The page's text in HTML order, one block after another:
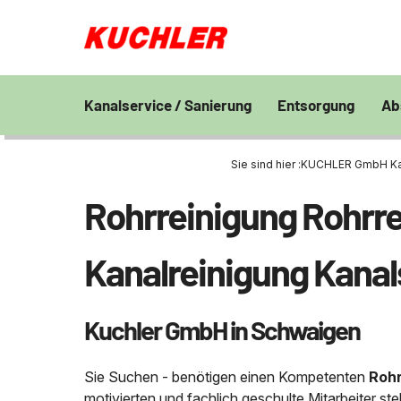
Kanalservice / Sanierung
Kanalsanierung Großprofilsanierung
Grubenentleerung
24h Notdienst
Umpumpen
Entsorgung
Entsorgung und
von Bohrschlamm
Saugwagen
Unternehmen
Stellenangebote
Kontakt
Sie sind hier :KUCHLER GmbH
Rohrreinigung
Kanalreinigung
Kuchler GmbH in Schwaigen
Sie Suchen - benötigen einen Kompetenten